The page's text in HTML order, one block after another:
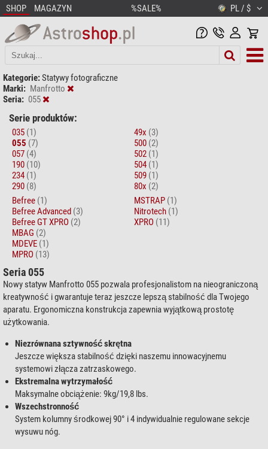
SHOP MAGAZYN %SALE% PL / $
Kategorie:Statywy fotograficzne
Marki: Manfrotto
Seria: 055
Serie produktów:
035 (1)
055 (7)
057 (4)
190 (10)
234 (1)
290 (8)
49x (3)
500 (2)
502 (1)
504 (1)
509 (1)
80x (2)
Befree (1)
Befree Advanced (3)
Befree GT XPRO (2)
MBAG (2)
MDEVE (1)
MPRO (13)
MSTRAP (1)
Nitrotech (1)
XPRO (11)
Seria 055
Nowy statyw Manfrotto 055 pozwala profesjonalistom na nieograniczoną
kreatywność i gwarantuje teraz jeszcze lepszą stabilność dla Twojego
aparatu. Ergonomiczna konstrukcja zapewnia wyjątkową prostotę
użytkowania.
Niezrównana sztywność skrętna
Jeszcze większa stabilność dzięki naszemu innowacyjnemu
systemowi złącza zatrzaskowego.
Ekstremalna wytrzymałość
Maksymalne obciążenie: 9kg/19,8 lbs.
Wszechstronność
System kolumny środkowej 90° i 4 indywidualnie regulowane sekcje
wysuwu nóg.